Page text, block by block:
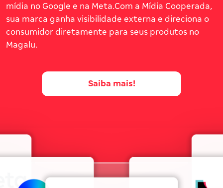
mídia no Google e na Meta.Com a Mídia Cooperada,
sua marca ganha visibilidade externa e direciona o
consumidor diretamente para seus produtos no
Magalu.
Saiba mais!